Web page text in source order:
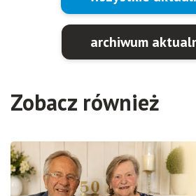
archiwum
Zobacz również